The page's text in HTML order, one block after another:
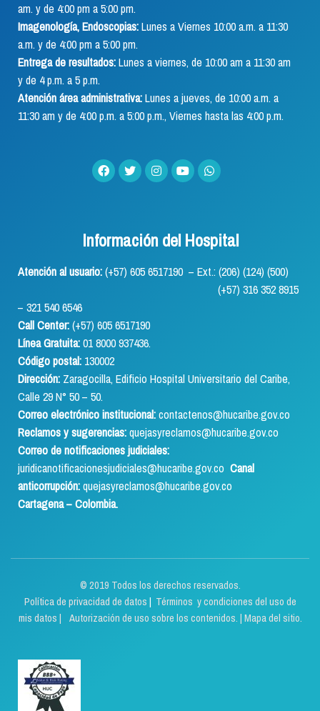
am. y de 4:00 pm a 5:00 pm.
Imagenología, Endoscopias:Lunes a Viernes 10:00 a.m. a 11:30
a.m. y de 4:00 pm a 5:00 pm.
Entrega de resultados:Lunes a viernes, de 10:00 am a 11:30 am
y de 4 p.m. a 5 p.m.
Atención área administrativa:Lunes a jueves, de 10:00 a.m. a
11:30 am y de 4:00 p.m. a 5:00 p.m., Viernes hasta las 4:00 p.m.
Información del Hospital
Atención al usuario:(+57) 605 6517190 – Ext.: (206) (124) (500)
(+57) 316 352 8915
– 321 540 6546
Call Center:(+57) 605 6517190
Línea Gratuita:01 8000 937436.
Código postal: 130002
Dirección: Zaragocilla, Edificio Hospital Universitario del Caribe,
Calle 29 N° 50 – 50.
Correo electrónico institucional:contactenos@hucaribe.gov.co
Reclamos y sugerencias:quejasyreclamos@hucaribe.gov.co
Correo de notificaciones judiciales:
juridicanotificacionesjudiciales@hucaribe.gov.co Canal
anticorrupción:quejasyreclamos@hucaribe.gov.co
Cartagena – Colombia.
© 2019 Todos los derechos reservados.
Política de privacidad de datos | Términos y condiciones del uso de
mis datos | Autorización de uso sobre los contenidos. | Mapa del sitio.